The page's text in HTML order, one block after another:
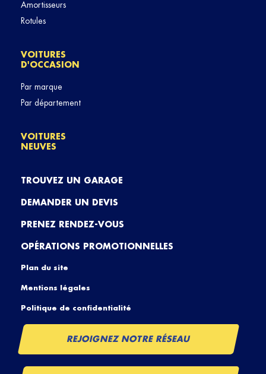
Amortisseurs
Rotules
VOITURES
D'OCCASION
Par marque
Par département
VOITURES
NEUVES
TROUVEZ UN GARAGE
DEMANDER UN DEVIS
PRENEZ RENDEZ-VOUS
OPÉRATIONS PROMOTIONNELLES
Plan du site
Mentions légales
Politique de confidentialité
REJOIGNEZ NOTRE RÉSEAU